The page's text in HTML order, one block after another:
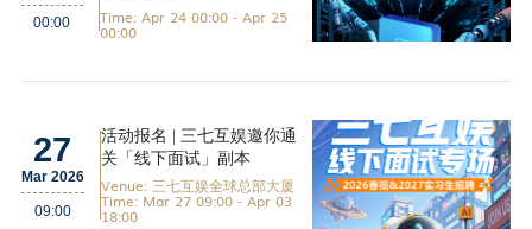
00:00 Time: Apr 24 00:00 - Apr 25
00:00
27
Mar 2026
09:00
活动报名 | 三七互娱邀你通
关「线下面试」副本
Venue: 三七互娱全球总部大厦
Time: Mar 27 09:00 - Apr 03
18:00